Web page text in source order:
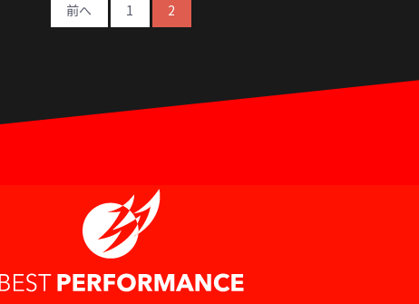
前へ 1 2